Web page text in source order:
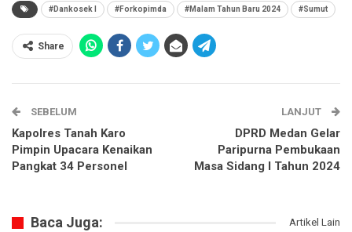
#Dankosek I #Forkopimda #Malam Tahun Baru 2024 #Sumut
Share
SEBELUM
Kapolres Tanah Karo
Pimpin Upacara Kenaikan
Pangkat 34 Personel
LANJUT
DPRD Medan Gelar
Paripurna Pembukaan
Masa Sidang I Tahun 2024
Baca Juga: Artikel Lain